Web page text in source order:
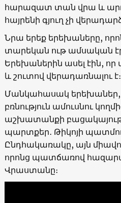
հարազատ տան վրա և
հայրենի գյուղ չի
Նրա երեք երեխաները,
տարեկան ութ ամսական
Երեխաներին ասել էին, որ
և շուտով վերադառնալու է։
Մանկահասակ երեխաներ,
բռնություն ամուսնու
աշխատանքի
պարտքեր․ Թիկոյի
Ընդհակառակը, այն
որոնց պատճառով
Վրաստանը։